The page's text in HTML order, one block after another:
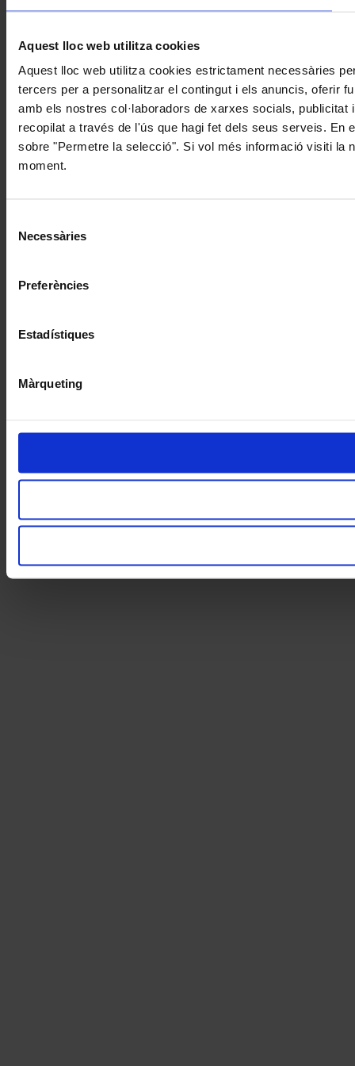
Aquest lloc web utilitza cookies
Aquest lloc web utilitza cookies estrictament necessàries
tercers per a personalitzar el contingut i els anuncis, oferir
amb els nostres col·laboradors de xarxes socials,
recopilat a través de l'ús que hagi fet dels seus serveis. En
sobre "Permetre la selecció". Si vol més informació visiti la
moment.
Necessàries
Preferències
Estadístiques
Màrqueting